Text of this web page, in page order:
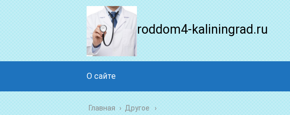
roddom4-kaliningrad.ru
О сайте
Главная › Другое